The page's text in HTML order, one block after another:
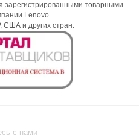
зарегистрированными товарными
Lenovo
США и других стран.
с нами